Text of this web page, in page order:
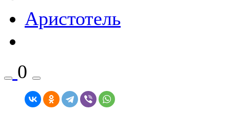
Аристотель
0